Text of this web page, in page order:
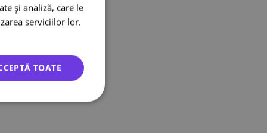
și analiză, care le
serviciilor lor.
TOATE